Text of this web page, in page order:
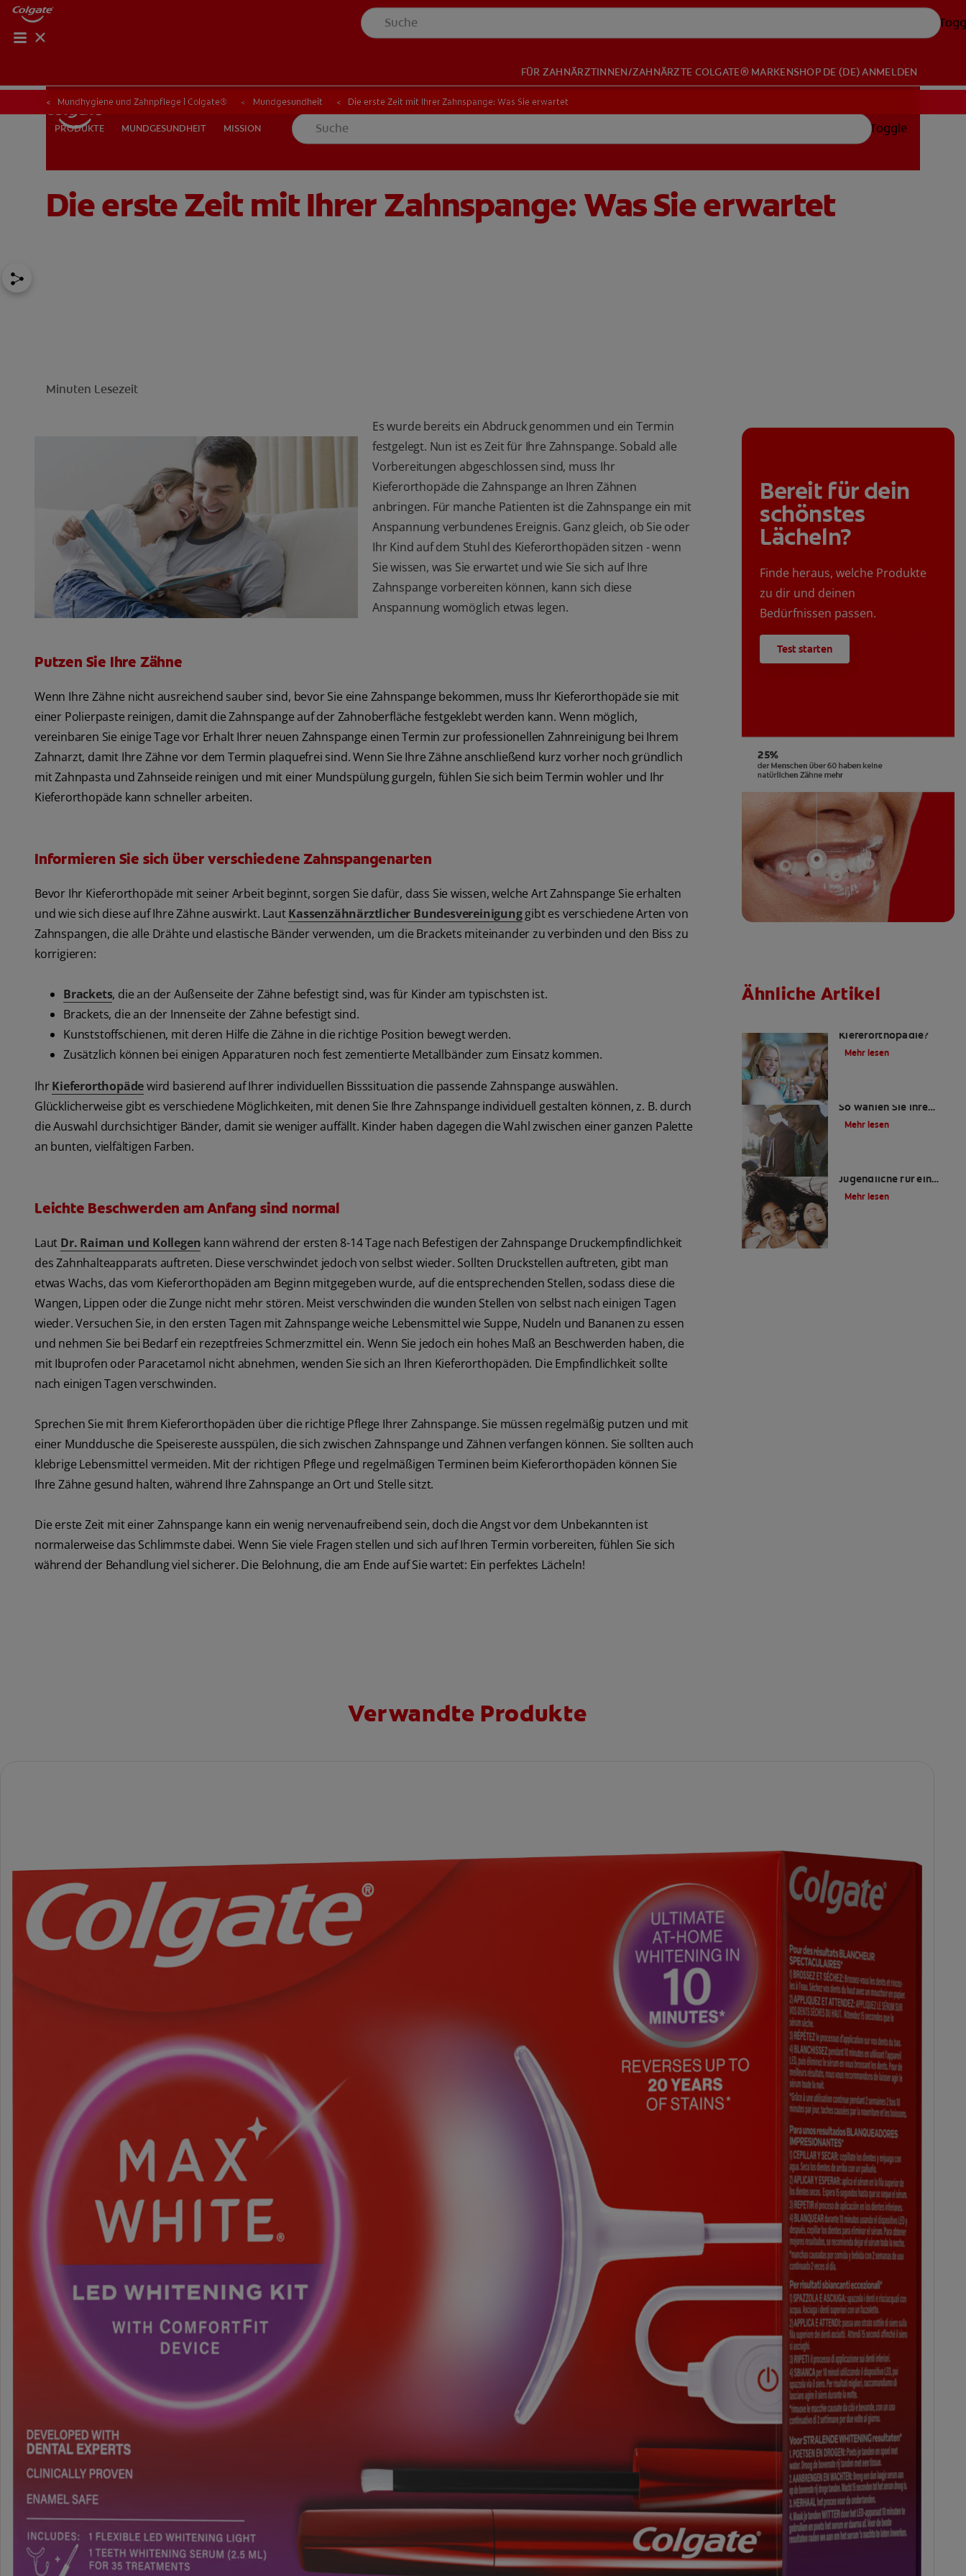
PRODUKTE MUNDGESUNDHEIT
FÜR ZAHNÄRZTINNEN/ZAHNÄRZTE COLGATE® MARKENSHOP DE (DE) ANMELDEN
FÜR ZAHNÄRZTINNEN/ZAHNÄRZTE COLGATE® MARKENSHOP DE (DE)ANMELDEN
PRODUKTE MUNDGESUNDHEIT MISSION
PRODUKT-FINDER
Toggle
Mundhygiene und Zahnpflege | Colgate® Mundgesundheit Die erste Zeit mit Ihrer Zahnspange: Was Sie erwartet
Die erste Zeit mit Ihrer Zahnspange: Was Sie erwartet
Minuten Lesezeit
Es wurde bereits ein Abdruck genommen und ein Termin
festgelegt. Nun ist es Zeit für Ihre Zahnspange. Sobald alle
Vorbereitungen abgeschlossen sind, muss Ihr
Kieferorthopäde die Zahnspange an Ihren Zähnen
anbringen. Für manche Patienten ist die Zahnspange ein mit
Anspannung verbundenes Ereignis. Ganz gleich, ob Sie oder
Ihr Kind auf dem Stuhl des Kieferorthopäden sitzen - wenn
Sie wissen, was Sie erwartet und wie Sie sich auf Ihre
Zahnspange vorbereiten können, kann sich diese
Anspannung womöglich etwas legen.
Putzen Sie Ihre Zähne
Wenn Ihre Zähne nicht ausreichend sauber sind, bevor Sie eine Zahnspange bekommen, muss Ihr Kieferorthopäde sie mit
einer Polierpaste reinigen, damit die Zahnspange auf der Zahnoberfläche festgeklebt werden kann. Wenn möglich,
vereinbaren Sie einige Tage vor Erhalt Ihrer neuen Zahnspange einen Termin zur professionellen Zahnreinigung bei Ihrem
Zahnarzt, damit Ihre Zähne vor dem Termin plaquefrei sind. Wenn Sie Ihre Zähne anschließend kurz vorher noch gründlich
mit Zahnpasta und Zahnseide reinigen und mit einer Mundspülung gurgeln, fühlen Sie sich beim Termin wohler und Ihr
Kieferorthopäde kann schneller arbeiten.
Informieren Sie sich über verschiedene Zahnspangenarten
Bevor Ihr Kieferorthopäde mit seiner Arbeit beginnt, sorgen Sie dafür, dass Sie wissen, welche Art Zahnspange Sie erhalten
und wie sich diese auf Ihre Zähne auswirkt. LautKassenzähnärztlicher Bundesvereinigunggibt es verschiedene Arten von
Zahnspangen, die alle Drähte und elastische Bänder verwenden, um die Brackets miteinander zu verbinden und den Biss zu
korrigieren:
Brackets, die an der Außenseite der Zähne befestigt sind, was für Kinder am typischsten ist.
Brackets, die an der Innenseite der Zähne befestigt sind.
Kunststoffschienen, mit deren Hilfe die Zähne in die richtige Position bewegt werden.
Zusätzlich können bei einigen Apparaturen noch fest zementierte Metallbänder zum Einsatz kommen.
IhrKieferorthopädewird basierend auf Ihrer individuellen Bisssituation die passende Zahnspange auswählen.
Glücklicherweise gibt es verschiedene Möglichkeiten, mit denen Sie Ihre Zahnspange individuell gestalten können, z. B. durch
die Auswahl durchsichtiger Bänder, damit sie weniger auffällt. Kinder haben dagegen die Wahl zwischen einer ganzen Palette
an bunten, vielfältigen Farben.
Leichte Beschwerden am Anfang sind normal
Laut Dr. Raiman und Kollegen kann während der ersten 8-14 Tage nach Befestigen der Zahnspange Druckempfindlichkeit
des Zahnhalteapparats auftreten. Diese verschwindet jedoch von selbst wieder. Sollten Druckstellen auftreten, gibt man
etwas Wachs, das vom Kieferorthopäden am Beginn mitgegeben wurde, auf die entsprechenden Stellen, sodass diese die
Wangen, Lippen oder die Zunge nicht mehr stören. Meist verschwinden die wunden Stellen von selbst nach einigen Tagen
wieder. Versuchen Sie, in den ersten Tagen mit Zahnspange weiche Lebensmittel wie Suppe, Nudeln und Bananen zu essen
und nehmen Sie bei Bedarf ein rezeptfreies Schmerzmittel ein. Wenn Sie jedoch ein hohes Maß an Beschwerden haben, die
mit Ibuprofen oder Paracetamol nicht abnehmen, wenden Sie sich an Ihren Kieferorthopäden. Die Empfindlichkeit sollte
nach einigen Tagen verschwinden.
Sprechen Sie mit Ihrem Kieferorthopäden über die richtige Pflege Ihrer Zahnspange. Sie müssen regelmäßig putzen und mit
einer Munddusche die Speisereste ausspülen, die sich zwischen Zahnspange und Zähnen verfangen können. Sie sollten auch
klebrige Lebensmittel vermeiden. Mit der richtigen Pflege und regelmäßigen Terminen beim Kieferorthopäden können Sie
Ihre Zähne gesund halten, während Ihre Zahnspange an Ort und Stelle sitzt.
Die erste Zeit mit einer Zahnspange kann ein wenig nervenaufreibend sein, doch die Angst vor dem Unbekannten ist
normalerweise das Schlimmste dabei. Wenn Sie viele Fragen stellen und sich auf Ihren Termin vorbereiten, fühlen Sie sich
während der Behandlung viel sicherer. Die Belohnung, die am Ende auf Sie wartet: Ein perfektes Lächeln!
Bereit für dein
schönstes
Lächeln?
Finde heraus, welche Produkte
zu dir und deinen
Bedürfnissen passen.
Test starten
Ähnliche Artikel
Kieferorthopädie?
Mehr lesen
So wählen Sie Ihre
perfekte Farbe
Mehr lesen
Jugendliche für ein
gesundes Lächeln tun?
Mehr lesen
Verwandte Produkte